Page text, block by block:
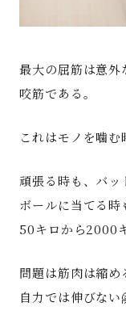
最大の屈筋は意外
咬筋である。
これはモノを噛む
頑張る時も、バッ
ボールに当てる時
50キロから2000
問題は筋肉は縮め
自力では伸びない